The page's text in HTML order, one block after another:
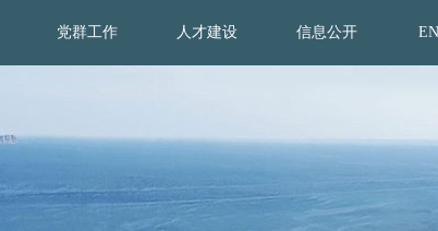
党群工作 人才建设 信息公开 EN